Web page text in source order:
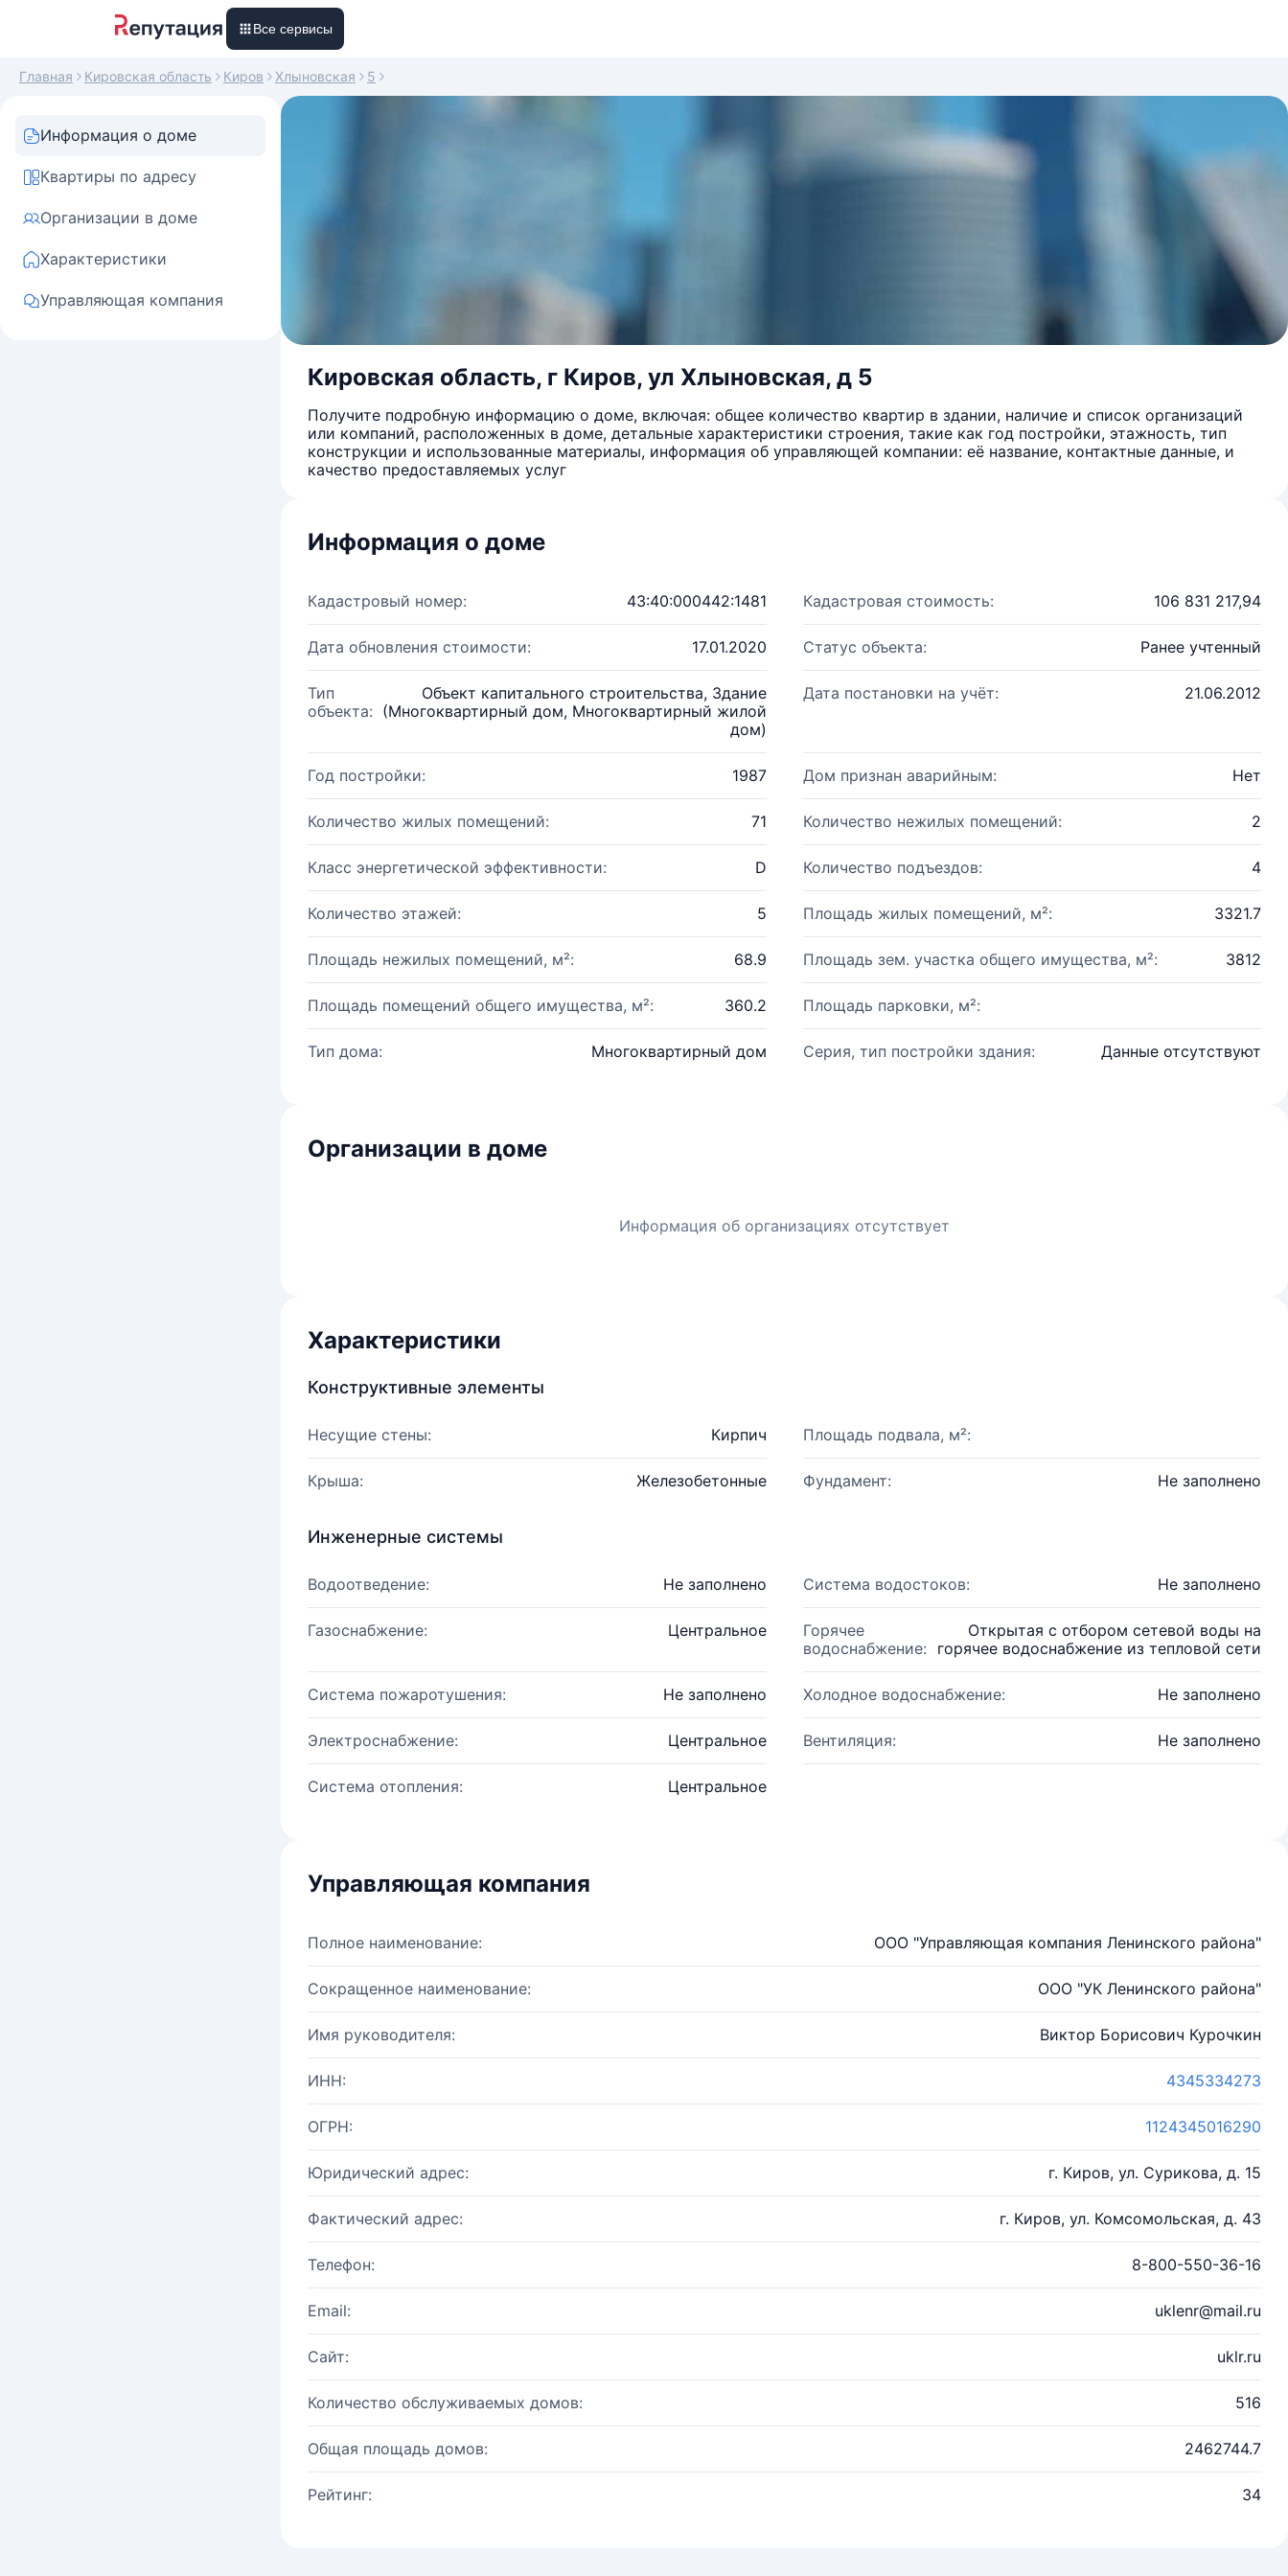
Все сервисы
Главная Кировская область Киров Хлыновская 5
Информация о доме
Квартиры по адресу
Организации в доме
Характеристики
Управляющая компания
Кировская область, г Киров, ул Хлыновская, д 5
Получите подробную информацию о доме, включая: общее количество квартир в здании, наличие и список организаций
или компаний, расположенных в доме, детальные характеристики строения, такие как год постройки, этажность, тип
конструкции и использованные материалы, информация об управляющей компании: её название, контактные данные, и
качество предоставляемых услуг
Информация о доме
Кадастровый номер: 43:40:000442:1481 Кадастровая стоимость: 106 831 217,94
Дата обновления стоимости: 17.01.2020 Статус объекта: Ранее учтенный
Тип
объекта:
Объект капитального строительства, Здание
(Многоквартирный дом, Многоквартирный жилой
дом)
Дата постановки на учёт: 21.06.2012
Год постройки: 1987 Дом признан аварийным: Нет
Количество жилых помещений: 71 Количество нежилых помещений: 2
Класс энергетической эффективности: D Количество подъездов: 4
Количество этажей: 5 Площадь жилых помещений, м²: 3321.7
Площадь нежилых помещений, м²: 68.9 Площадь зем. участка общего имущества, м²: 3812
Площадь помещений общего имущества, м²: 360.2 Площадь парковки, м²:
Тип дома: Многоквартирный дом Серия, тип постройки здания: Данные отсутствуют
Организации в доме
Информация об организациях отсутствует
Характеристики
Конструктивные элементы
Несущие стены: Кирпич Площадь подвала, м²:
Крыша: Железобетонные Фундамент: Не заполнено
Инженерные системы
Водоотведение: Не заполнено Система водостоков: Не заполнено
Газоснабжение: Центральное
Горячее
водоснабжение:
Открытая с отбором сетевой воды на
горячее водоснабжение из тепловой сети
Система пожаротушения: Не заполнено Холодное водоснабжение: Не заполнено
Электроснабжение: Центральное Вентиляция: Не заполнено
Система отопления: Центральное
Управляющая компания
Полное наименование: ООО "Управляющая компания Ленинского района"
Сокращенное наименование: ООО "УК Ленинского района"
Имя руководителя: Виктор Борисович Курочкин
ИНН: 4345334273
ОГРН: 1124345016290
Юридический адрес: г. Киров, ул. Сурикова, д. 15
Фактический адрес: г. Киров, ул. Комсомольская, д. 43
Телефон: 8-800-550-36-16
Email: uklenr@mail.ru
Сайт: uklr.ru
Количество обслуживаемых домов: 516
Общая площадь домов: 2462744.7
Рейтинг: 34